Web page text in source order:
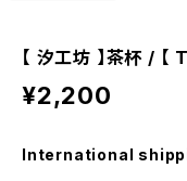
【 汐工坊 】茶杯 /
¥2,200
International